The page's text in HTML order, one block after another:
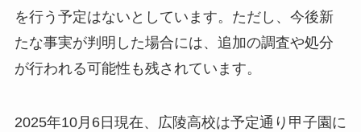
を行う予定はないとしています。ただし、今後新
たな事実が判明した場合には、追加の調査や処分
が行われる可能性も残されています。
2025年10月6日現在、広陵高校は予定通り甲子園に